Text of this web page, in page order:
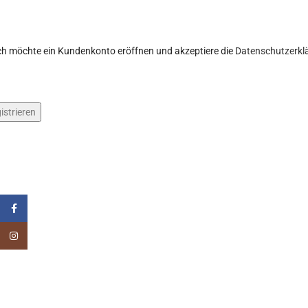
möchte ein Kundenkonto eröffnen und akzeptiere die